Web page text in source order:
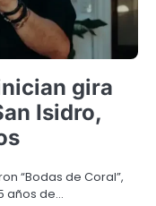
gira
Isidro,
“Bodas de Coral”,
años de…